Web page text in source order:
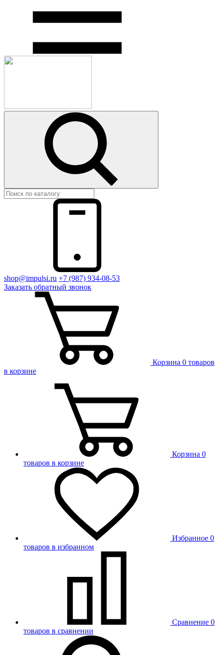
shop@impulsi.ru +7 (987) 934-08-53
Заказать обратный звонок
Корзина 0 товаров
в корзине
Корзина 0
товаров в корзине
Избранное 0
товаров в избранном
Сравнение 0
товаров в сравнении